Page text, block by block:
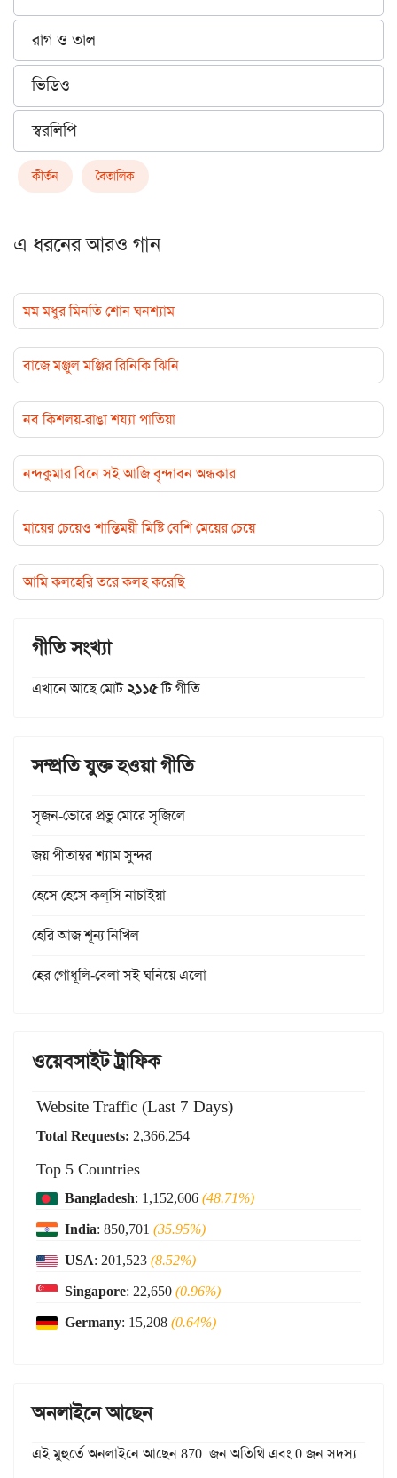
রাগ ও তাল
ভিডিও
স্বরলিপি
কীর্তন বৈতালিক
এ ধরনের আরও গান
মম মধুর মিনতি শোন ঘনশ্যাম
বাজে মঞ্জুল মঞ্জির রিনিকি ঝিনি
নব কিশলয়-রাঙা শয্যা পাতিয়া
নন্দকুমার বিনে সই আজি বৃন্দাবন অন্ধকার
মায়ের চেয়েও শান্তিময়ী মিষ্টি বেশি মেয়ের চেয়ে
আমি কলহেরি তরে কলহ করেছি
গীতি সংখ্যা
এখানে আছে মোট২১১৫টি গীতি
সম্প্রতি যুক্ত হওয়া গীতি
সৃজন-ভোরে প্রভু মোরে সৃজিলে
জয় পীতাম্বর শ্যাম সুন্দর
হেসে হেসে কল্‌সি নাচাইয়া
হেরি আজ শূন্য নিখিল
হের গোধূলি-বেলা সই ঘনিয়ে এলো
ওয়েবসাইট ট্রাফিক
Website Traffic (Last 7 Days)
Total Requests: 2,366,254
Top 5 Countries
Bangladesh: 1,152,606(48.71%)
India: 850,701 (35.95%)
USA: 201,523(8.52%)
Singapore: 22,650(0.96%)
Germany: 15,208(0.64%)
অনলাইনে আছেন
এই মুহুর্তে অনলাইনে আছেন 870 জন অতিথি এবং 0 জন সদস্য